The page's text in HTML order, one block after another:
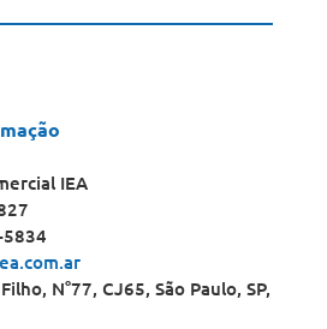
IEA
N°77, CJ65, São Paulo, SP,